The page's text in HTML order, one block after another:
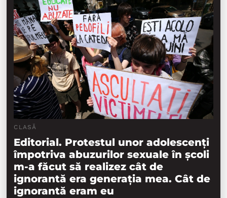
CLASĂ
Editorial. Protestul unor adolescenți
împotriva abuzurilor sexuale în școli
m-a făcut să realizez cât de
ignorantă era generația mea. Cât de
ignorantă eram eu